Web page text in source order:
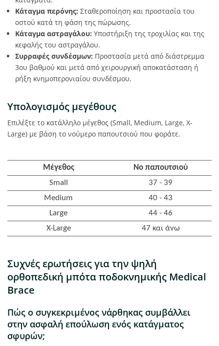
Κάταγμα περόνης: Σταθεροποίηση και προστασία του
οστού κατά τη φάση της πώρωσης.
Κάταγμα αστραγάλου: Υποστήριξη της τροχιλίας και της
κεφαλής του αστραγάλου.
Συρραφές συνδέσμων: Προστασία μετά από διάστρεμμα
3ου βαθμού και μετά από χειρουργική αποκατάσταση ή
ρήξη κνημοπερονιαίου συνδέσμου.
Υπολογισμός μεγέθους
Επιλέξτε το κατάλληλο μέγεθος (Small, Medium, Large, X-
Large) με βάση το νούμερο παπουτσιού που φοράτε.
Μέγεθος
No παπουτσιού
Small
37 - 39
Medium
40 - 43
Large
44 - 46
X-Large
47 και άνω
Συχνές ερωτήσεις για την ψηλή
ορθοπεδική μπότα ποδοκνημικής Medical
Brace
Πώς ο συγκεκριμένος νάρθηκας συμβάλλει
στην ασφαλή επούλωση ενός κατάγματος
σφυρών;